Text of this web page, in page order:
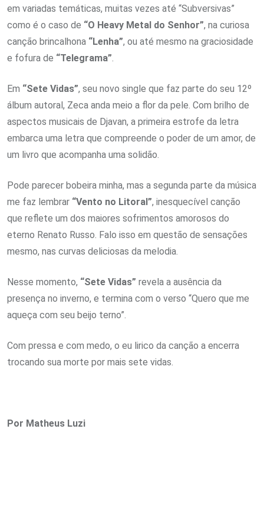
em variadas temáticas, muitas vezes até “Subversivas”
como é o caso de “O Heavy Metal do Senhor”, na curiosa
canção brincalhona “Lenha”, ou até mesmo na graciosidade
e fofura de “Telegrama”
Em “Sete Vidas”, seu novo single que faz parte do seu 12º
álbum autoral, Zeca anda meio a flor da pele. Com brilho de
aspectos musicais de Djavan, a primeira estrofe da letra
embarca uma letra que compreende o poder de um amor, de
um livro que acompanha uma solidão.
Pode parecer bobeira minha, mas a segunda parte da música
me faz lembrar “Vento no Litoral”, inesquecível canção
que reflete um dos maiores sofrimentos amorosos do
eterno Renato Russo. Falo isso em questão de sensações
mesmo, nas curvas deliciosas da melodia.
Nesse momento, “Sete Vidas” revela a ausência da
presença no inverno, e termina com o verso “Quero que me
aqueça com seu beijo terno”.
Com pressa e com medo, o eu lirico da canção a encerra
trocando sua morte por mais sete vidas.
Por Matheus Luzi